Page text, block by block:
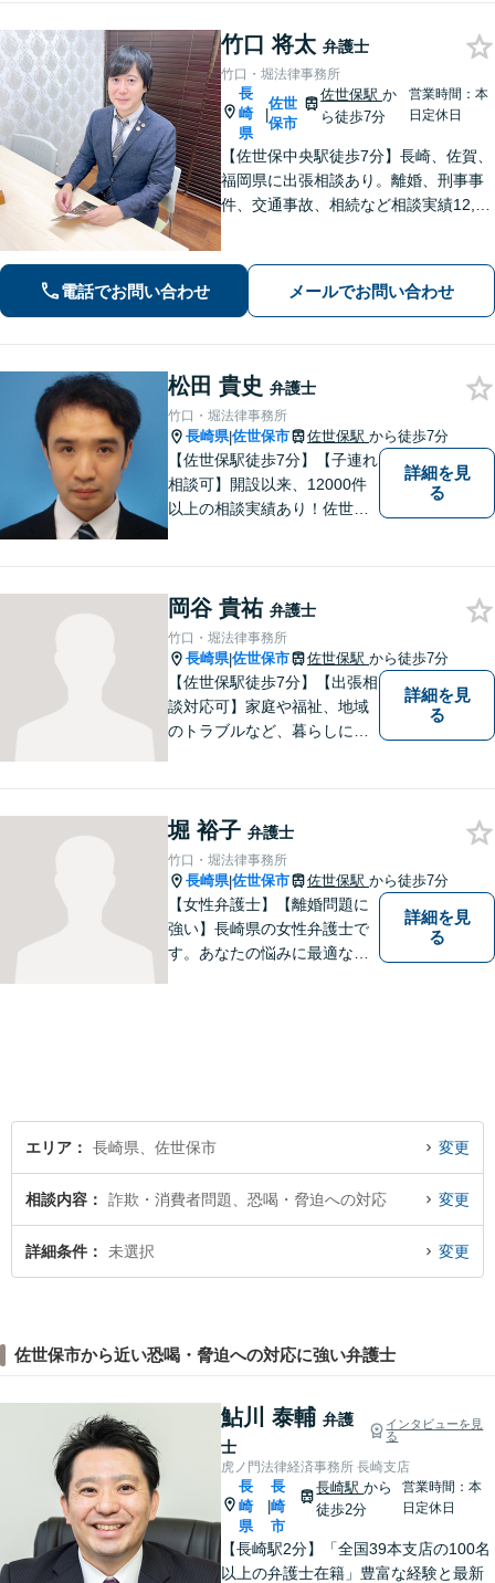
竹口 将太 弁護士
竹口・堀法律事務所
長
崎
県
|
佐世
保市
佐世保駅か
ら徒歩7分
営業時間：本
日定休日
【佐世保中央駅徒歩7分】長崎、佐賀、
福岡県に出張相談あり。離婚、刑事事
件、交通事故、相続など相談実績12,00
談ください。
電話でお問い合わせ メールでお問い合わせ
松田 貴史 弁護士
竹口・堀法律事務所
長崎県|佐世保市 佐世保駅 から徒歩7分
【佐世保駅徒歩7分】【子連れ
相談可】開設以来、12000件
以上の相談実績あり！佐世保
題・企業法務等、お困りごと
はなんでもご相談ください。
【他士業連携】
詳細を見
る
岡谷 貴祐 弁護士
竹口・堀法律事務所
長崎県|佐世保市 佐世保駅 から徒歩7分
【佐世保駅徒歩7分】【出張相
談対応可】家庭や福祉、地域
のトラブルなど、暮らしに根
寧にお話を伺うことを大切に
しています。
詳細を見
る
堀 裕子 弁護士
竹口・堀法律事務所
長崎県|佐世保市 佐世保駅 から徒歩7分
【女性弁護士】【離婚問題に
強い】長崎県の女性弁護士で
す。あなたの悩みに最適なリ
詳細を見
る
エリア 長崎県、佐世保市 変更
相談内容 詐欺・消費者問題、恐喝・脅迫への対応 変更
詳細条件 未選択 変更
佐世保市から近い恐喝・脅迫への対応に強い弁護士
鮎川 泰輔 弁護
士
インタビューを見
る
虎ノ門法律経済事務所 長崎支店
長
崎
県
長
崎
市
長崎駅から
徒歩2分
営業時間：本
日定休日
【長崎駅2分】「全国39本支店の100名
以上の弁護士在籍」豊富な経験と最新